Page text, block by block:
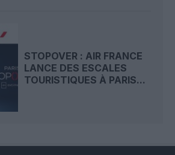
STOPOVER : AIR FRANCE
LANCE DES ESCALES
TOURISTIQUES À PARIS...